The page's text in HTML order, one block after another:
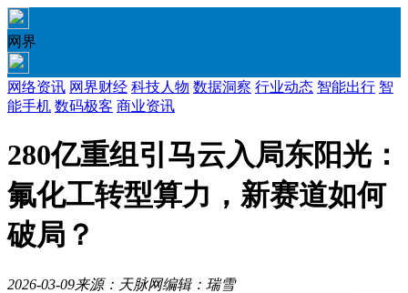
网界
网络资讯 网界财经 科技人物 数据洞察 行业动态 智能出行 智
能手机 数码极客 商业资讯
280亿重组引马云入局东阳光：
氟化工转型算力，新赛道如何
破局？
2026-03-09来源：天脉网编辑：瑞雪